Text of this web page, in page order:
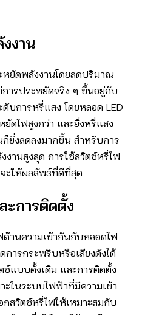
งาน
หยัดพลังงานโดยลดปริมาณ
ารประหยัดจริง ๆ ขึ้นอยู่กับ
บการหรี่แสง โดยหลอด LED
ดไฟสูงกว่า และยิ่งหรี่แสง
ก็ยิ่งลดลงมากขึ้น สำหรับการ
านสูงสุด การใช้สวิตช์หรี่ไฟ
ะให้ผลลัพธ์ที่ดีที่สุด
ะการติดตั้ง
ด้านความเข้ากันกับหลอดไฟ
การกระพริบหรือเสียงดังได้
ช์แบบดั้งเดิม และการติดตั้ง
ะในระบบไฟฟ้าที่มีความเข้า
สวิตช์หรี่ไฟให้เหมาะสมกับ